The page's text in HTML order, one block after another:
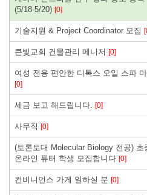
(5/18-5/20) [0]
기술지원 & Project Coordinator 모집
큰빛교회 건물관리 메니저 [0]
여성 전용 편안한 디톡스 오일 스파
[0]
세금 보고 해드립니다. [0]
사무직 [0]
(토론토대 Molecular Biology 전공) 초
온라인 튜터 학생 모집합니다 [0]
컨비니언스 가게 일하실 분 [0]